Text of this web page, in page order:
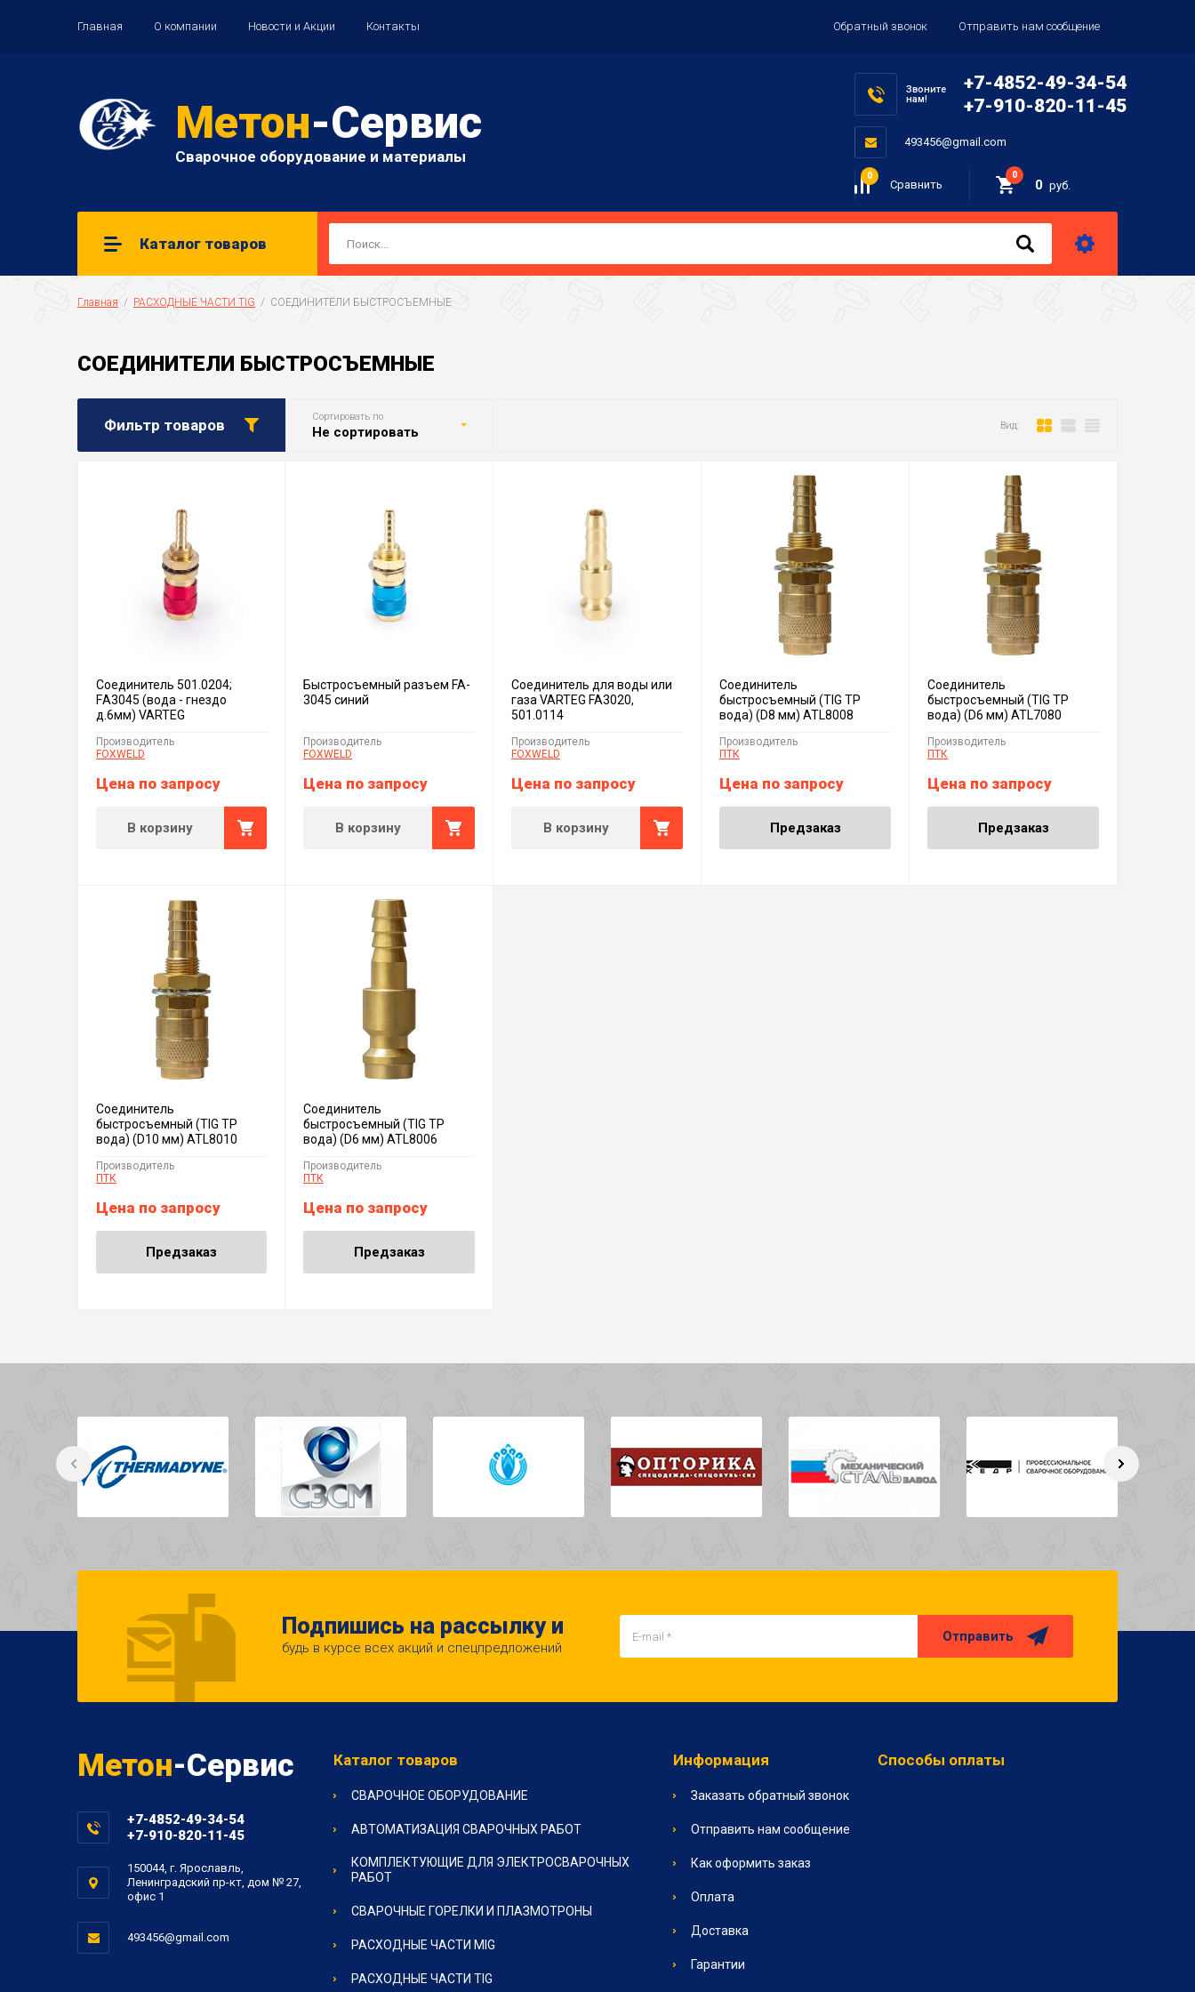
Главная О компании Новости и Акции Контакты Обратный звонок Отправить нам сообщение
Метон-Сервис
Сварочное оборудование и материалы
Звоните
нам!
+7-4852-49-34-54
+7-910-820-11-45
493456@gmail.com
Сравнить
0 0
0 руб.
Каталог товаров
Главная
  /
РАСХОДНЫЕ ЧАСТИ TIG
  /  СОЕДИНИТЕЛИ БЫСТРОСЪЕМНЫЕ
СОЕДИНИТЕЛИ БЫСТРОСЪЕМНЫЕ
Фильтр товаров Сортировать по
Не сортировать Вид:
Соединитель 501.0204;
FА3045 (вода - гнездо
д.6мм) VARTEG
Производитель
FOXWELD
Цена по запросу
В корзину
Быстросъемный разъем FA-
3045 синий
Производитель
FOXWELD
Цена по запросу
В корзину
Соединитель для воды или
газа VARTEG FA3020,
501.0114
Производитель
FOXWELD
Цена по запросу
В корзину
Соединитель
быстросъемный (TIG TP
вода) (D8 мм) ATL8008
Производитель
ПТК
Цена по запросу
Предзаказ
Соединитель
быстросъемный (TIG TP
вода) (D6 мм) ATL7080
Производитель
ПТК
Цена по запросу
Предзаказ
Соединитель
быстросъемный (TIG TP
вода) (D10 мм) ATL8010
Производитель
ПТК
Цена по запросу
Предзаказ
Соединитель
быстросъемный (TIG TP
вода) (D6 мм) ATL8006
Производитель
ПТК
Цена по запросу
Предзаказ
Подпишись на рассылку и
будь в курсе всех акций и спецпредложений
Отправить
Метон-Сервис
+7-4852-49-34-54
+7-910-820-11-45
150044, г. Ярославль,
Ленинградский пр-кт, дом № 27,
офис 1
493456@gmail.com
Каталог товаров
СВАРОЧНОЕ ОБОРУДОВАНИЕ
АВТОМАТИЗАЦИЯ СВАРОЧНЫХ РАБОТ
КОМПЛЕКТУЮЩИЕ ДЛЯ ЭЛЕКТРОСВАРОЧНЫХ
РАБОТ
СВАРОЧНЫЕ ГОРЕЛКИ И ПЛАЗМОТРОНЫ
РАСХОДНЫЕ ЧАСТИ MIG
РАСХОДНЫЕ ЧАСТИ TIG
Информация
Заказать обратный звонок
Отправить нам сообщение
Как оформить заказ
Оплата
Доставка
Гарантии
Способы оплаты